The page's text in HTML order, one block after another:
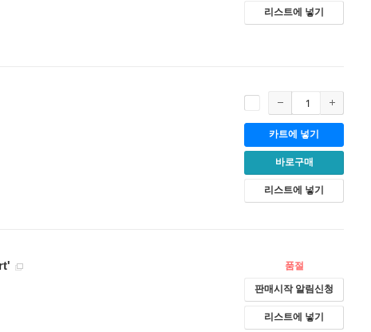
리스트에 넣기
카트에 넣기
바로구매
리스트에 넣기
품절
판매시작 알림신청
리스트에 넣기